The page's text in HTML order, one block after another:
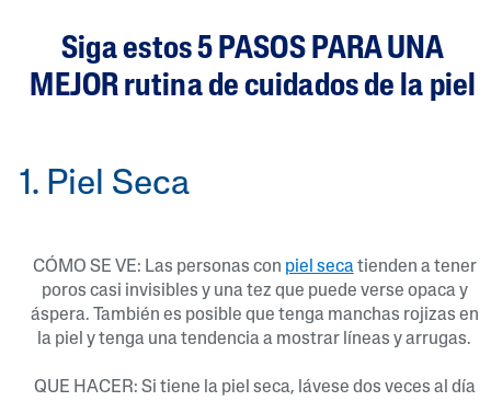
Siga estos 5 PASOS PARA UNA
MEJOR rutina de cuidados de la piel
1. Piel Seca
CÓMO SE VE: Las personas con piel seca tienden a tener
poros casi invisibles y una tez que puede verse opaca y
áspera. También es posible que tenga manchas rojizas en
la piel y tenga una tendencia a mostrar líneas y arrugas.
QUE HACER: Si tiene la piel seca, lávese dos veces al día